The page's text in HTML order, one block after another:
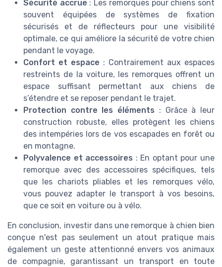
Sécurité accrue : Les remorques pour chiens sont
souvent équipées de systèmes de fixation
sécurisés et de réflecteurs pour une visibilité
optimale, ce qui améliore la sécurité de votre chien
pendant le voyage.
Confort et espace : Contrairement aux espaces
restreints de la voiture, les remorques offrent un
espace suffisant permettant aux chiens de
s’étendre et se reposer pendant le trajet.
Protection contre les éléments : Grâce à leur
construction robuste, elles protègent les chiens
des intempéries lors de vos escapades en forêt ou
en montagne.
Polyvalence et accessoires : En optant pour une
remorque avec des accessoires spécifiques, tels
que les chariots pliables et les remorques vélo,
vous pouvez adapter le transport à vos besoins,
que ce soit en voiture ou à vélo.
En conclusion, investir dans une remorque à chien bien
conçue n'est pas seulement un atout pratique mais
également un geste attentionné envers vos animaux
de compagnie, garantissant un transport en toute